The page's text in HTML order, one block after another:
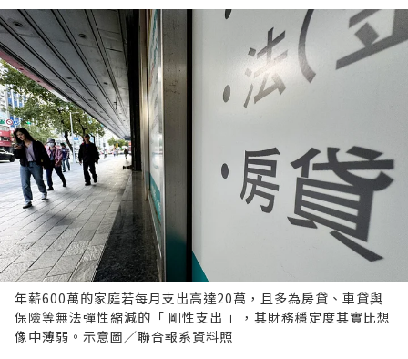
年薪600萬的家庭若每月支出高達20萬，且多為房貸、車貸與
保險等無法彈性縮減的「 剛性支出 」，其財務穩定度其實比想
像中薄弱。示意圖／聯合報系資料照